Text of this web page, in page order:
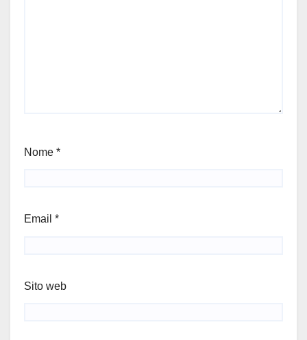
Nome *
Email *
Sito web